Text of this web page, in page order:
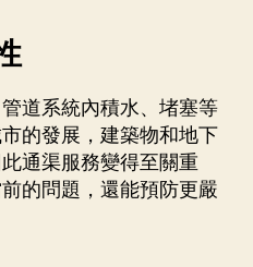
道系統內積水、堵塞等
的發展，建築物和地下
通渠服務變得至關重
的問題，還能預防更嚴